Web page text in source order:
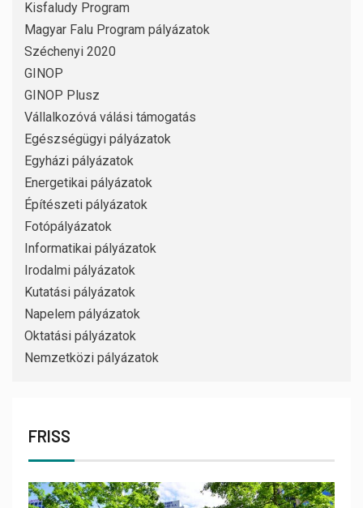
Kisfaludy Program
Magyar Falu Program pályázatok
Széchenyi 2020
GINOP
GINOP Plusz
Vállalkozóvá válási támogatás
Egészségügyi pályázatok
Egyházi pályázatok
Energetikai pályázatok
Építészeti pályázatok
Fotópályázatok
Informatikai pályázatok
Irodalmi pályázatok
Kutatási pályázatok
Napelem pályázatok
Oktatási pályázatok
Nemzetközi pályázatok
FRISS